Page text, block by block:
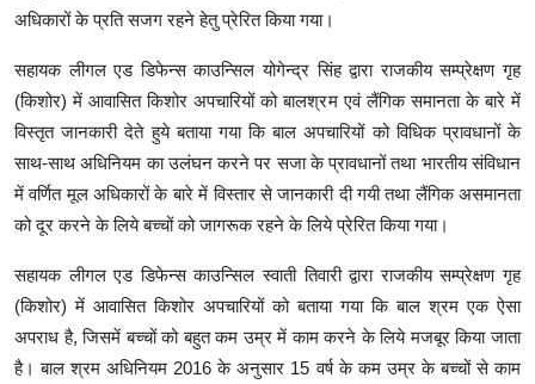
अधिकारों के प्रति सजग रहने हेतु प्रेरित किया गया।
सहायक लीगल एड डिफेन्स काउन्सिल योगेन्द्र सिंह द्वारा राजकीय सम्प्रेक्षण गृह
(किशोर) में आवासित किशोर अपचारियों को बालश्रम एवं लैंगिक समानता के बारे में
विस्तृत जानकारी देते हुये बताया गया कि बाल अपचारियों को विधिक प्रावधानों के
साथ-साथ अधिनियम का उलंघन करने पर सजा के प्रावधानों तथा भारतीय संविधान
में वर्णित मूल अधिकारों के बारे में विस्तार से जानकारी दी गयी तथा लैंगिक असमानता
को दूर करने के लिये बच्चों को जागरूक रहने के लिये प्रेरित किया गया।
सहायक लीगल एड डिफेन्स काउन्सिल स्वाती तिवारी द्वारा राजकीय सम्प्रेक्षण गृह
(किशोर) में आवासित किशोर अपचारियों को बताया गया कि बाल श्रम एक ऐसा
अपराध है, जिसमें बच्चों को बहुत कम उम्र में काम करने के लिये मजबूर किया जाता
है। बाल श्रम अधिनियम 2016 के अनुसार 15 वर्ष के कम उम्र के बच्चों से काम